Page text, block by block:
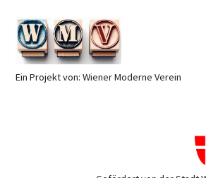
Ein Projekt von: Wiener Moderne Verein